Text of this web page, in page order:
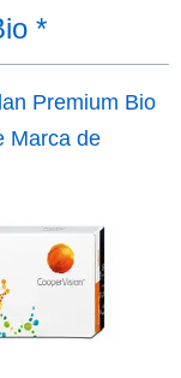
*
Premium Bio
Marca de